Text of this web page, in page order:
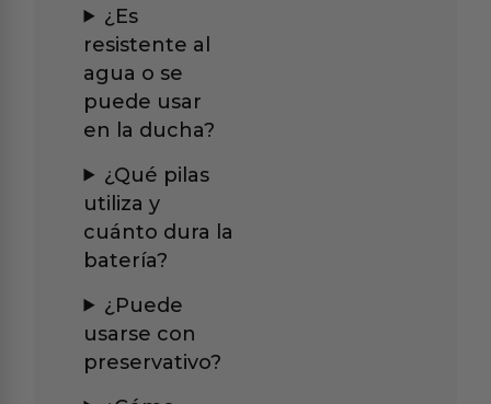
¿Es
resistente al
agua o se
puede usar
en la ducha?
¿Qué pilas
utiliza y
cuánto dura la
batería?
¿Puede
usarse con
preservativo?